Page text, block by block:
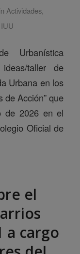
in Actividades,
Urbanística
taller de
Urbana en los
de Acción” que
de 2026 en el
Oficial de
el
a cargo